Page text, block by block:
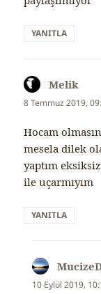
YANITLA
Melik
ki:
8 Temmuz 2019,
Hocam
mesela dilek
yaptım
ile uçarmıyım
YANITLA
10 Eylül 2019,